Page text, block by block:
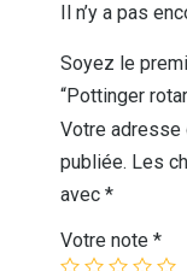
Il n’y a pas
Soyez le
“Pottinger
Votre adresse
publiée. Les
avec *
Votre note *